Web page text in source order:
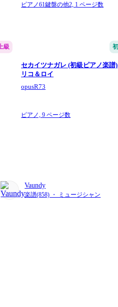
ピアノ61鍵盤の他2, 1 ページ数
級
セカイツナガレ (初級ピアノ楽譜
リコ＆ロイ
opusR73
ピアノ,9 ページ数
Vaundy
楽譜(858) ・ ミュージシャン